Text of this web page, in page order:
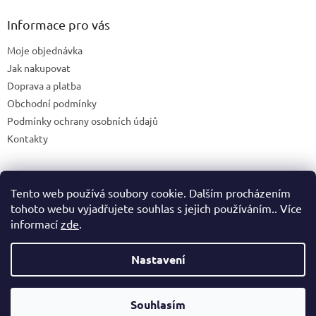
Tento web používá soubory cookie. Dalším procházením
tohoto webu vyjadřujete souhlas s jejich používáním.. Více
informací zde.
Nastavení
Souhlasím
Informace pro vás
Moje objednávka
Jak nakupovat
Doprava a platba
Obchodní podmínky
Podmínky ochrany osobních údajů
Kontakty
Blog
Vytvořil Shoptet
365shop.cz. Všechna práva vyhrazena.